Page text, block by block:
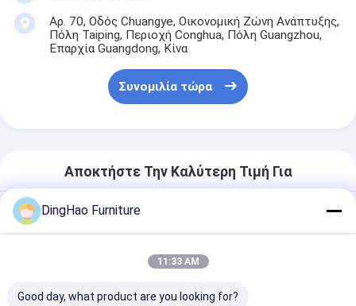
Αρ. 70, Οδός Chuangye, Οικονομική Ζώνη Ανάπτυξης,
Πόλη Taiping, Περιοχή Conghua, Πόλη Guangzhou,
Επαρχία Guangdong, Κίνα
Συνομιλία τώρα
Αποκτήστε Την Καλύτερη Τιμή Για
FRAME SECTIONAL COUCH
FURNITURE COLLECTION SETS
UPHOLSTERED LONG COUCH -
DingHao Furniture
11:33 AM
Good day, what product are you looking for?